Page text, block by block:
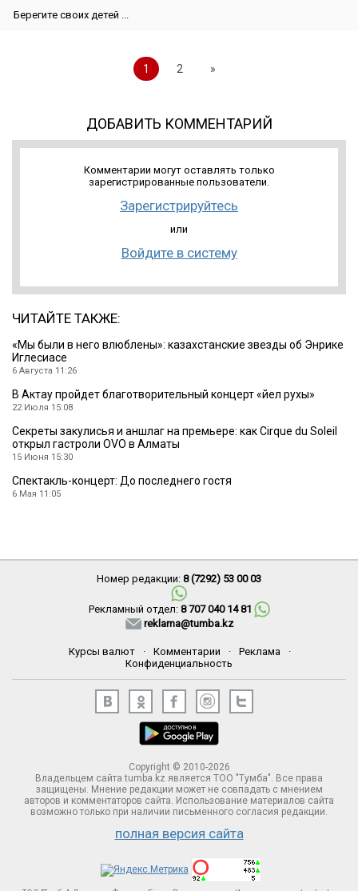
Берегите своих детей ...
1 2 »
ДОБАВИТЬ КОММЕНТАРИЙ
Комментарии могут оставлять только
зарегистрированные пользователи.
Зарегистрируйтесь
или
Войдите в систему
ЧИТАЙТЕ ТАКЖЕ:
«Мы были в него влюблены»: казахстанские звезды об Энрике
Иглесиасе
6 Августа 11:26
В Актау пройдет благотворительный концерт «Әйел рухы»
22 Июля 15:08
Секреты закулисья и аншлаг на премьере: как Cirque du Soleil
открыл гастроли OVO в Алматы
15 Июня 15:30
Спектакль-концерт: До последнего гостя
6 Мая 11:05
Номер редакции: 8 (7292) 53 00 03
Рекламный отдел: 8 707 040 14 81
reklama@tumba.kz
Курсы валют · Комментарии · Реклама
·
Конфиденциальность
Copyright © 2010-2026
Владельцем сайта tumba.kz является ТОО "Тумба". Все права
защищены. Мнение редакции может не совпадать с мнением
авторов и комментаторов сайта. Использование материалов сайта
возможно только при наличии письменного согласия редакции.
полная версия сайта